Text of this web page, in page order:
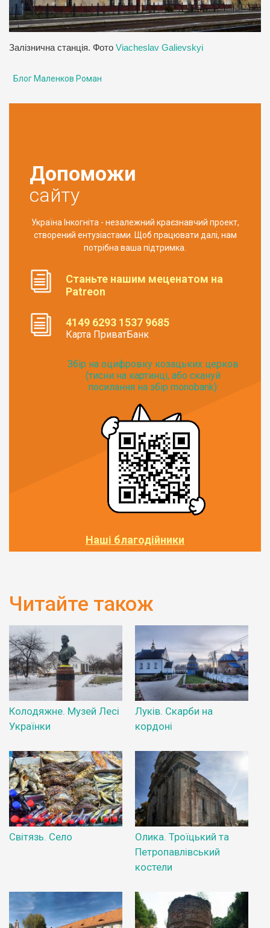
Залізнична станція. Фото Viacheslav Galievskyi
Блог Маленков Роман
Допоможи
сайту
Україна Інкогніта - незалежний краєзнавчий проект,
створений ентузіастами. Щоб працювати далі, нам
потрібна ваша підтримка.
Станьте нашим меценатом на
Patreon
4149 6293 1537 9685
Карта ПриватБанк
Збір на оцифровку козацьких церков
(тисни на картинці, або скануй
посилання на збір monobank):
Наші благодійники
Читайте також
Колодяжне. Музей Лесі
Українки
Луків. Скарби на
кордоні
Світязь. Село
Олика. Троїцький та
Петропавлівський
костели